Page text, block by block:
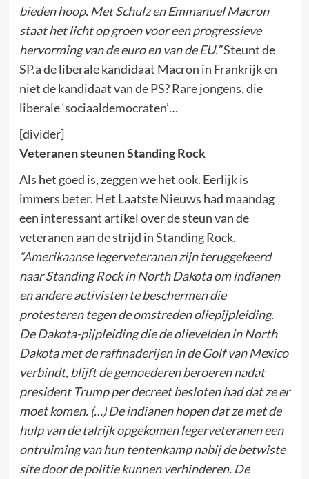
bieden hoop. Met Schulz en Emmanuel Macron
staat het licht op groen voor een progressieve
hervorming van de euro en van de EU.”Steunt de
SP.a de liberale kandidaat Macron in Frankrijk en
niet de kandidaat van de PS? Rare jongens, die
liberale ‘sociaaldemocraten’…
[divider]
Veteranen steunen Standing Rock
Als het goed is, zeggen we het ook. Eerlijk is
immers beter. Het Laatste Nieuws had maandag
een interessant artikel over de steun van de
veteranen aan de strijd in Standing Rock.
“Amerikaanse legerveteranen zijn teruggekeerd
naar Standing Rock in North Dakota om indianen
en andere activisten te beschermen die
protesteren tegen de omstreden oliepijpleiding.
De Dakota-pijpleiding die de olievelden in North
Dakota met de raffinaderijen in de Golf van Mexico
verbindt, blijft de gemoederen beroeren nadat
president Trump per decreet besloten had dat ze er
moet komen. (…) De indianen hopen dat ze met de
hulp van de talrijk opgekomen legerveteranen een
ontruiming van hun tentenkamp nabij de betwiste
site door de politie kunnen verhinderen. De